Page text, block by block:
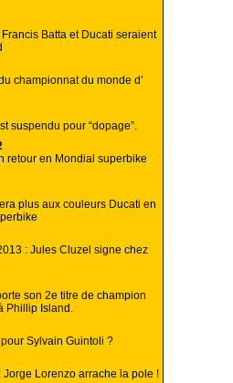
Batta et Ducati seraient
championnat du monde d’
suspendu pour “dopage”.
retour en Mondial superbike
plus aux couleurs Ducati en
: Jules Cluzel signe chez
son 2e titre de champion
Phillip Island.
Sylvain Guintoli ?
Jorge Lorenzo arrache la pole !